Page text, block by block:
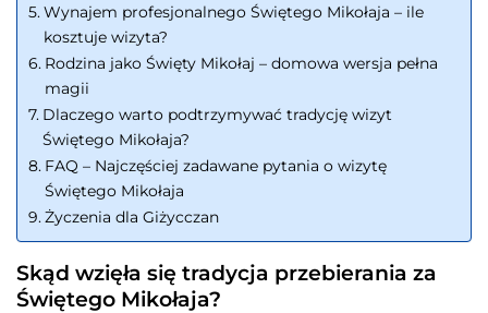
Wynajem profesjonalnego Świętego Mikołaja – ile
kosztuje wizyta?
Rodzina jako Święty Mikołaj – domowa wersja pełna
magii
Dlaczego warto podtrzymywać tradycję wizyt
Świętego Mikołaja?
FAQ – Najczęściej zadawane pytania o wizytę
Świętego Mikołaja
Życzenia dla Giżycczan
Skąd wzięła się tradycja przebierania za
Świętego Mikołaja?